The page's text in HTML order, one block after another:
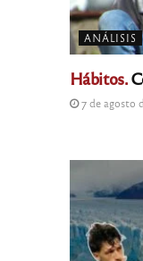
ANÁLISIS
Hábitos.
7 de agosto